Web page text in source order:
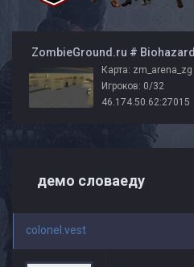
️ ZombieGround.ru # Biohazard
Карта: zm_arena_zg
Игроков: 0/32
46.174.50.62:27015
демо словаеду
colonel.vest